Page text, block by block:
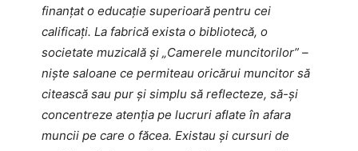
finanțat o educație superioară pentru cei
calificați. La fabrică exista o bibliotecă, o
societate muzicală și „Camerele muncitorilor” –
niște saloane ce permiteau oricărui muncitor să
citească sau pur și simplu să reflecteze, să-și
concentreze atenția pe lucruri aflate în afara
muncii pe care o făcea. Existau și cursuri de